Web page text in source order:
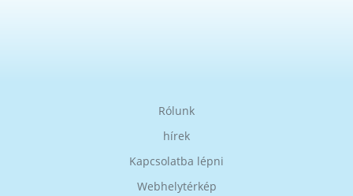
Rólunk
hírek
Kapcsolatba lépni
Webhelytérkép